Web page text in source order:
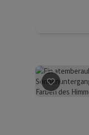
Beitrag